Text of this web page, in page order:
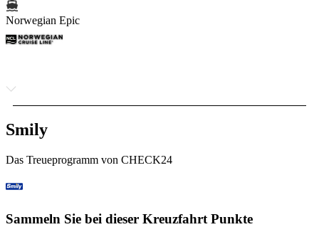
Norwegian Epic
Smily
Das Treueprogramm von CHECK24
Sammeln Sie bei dieser Kreuzfahrt Punkte